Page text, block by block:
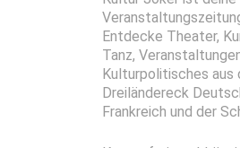
Entdecke Theater,
Tanz,
Kulturpolitisches aus
Dreiländereck
Frankreich und der